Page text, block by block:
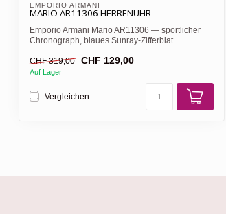
EMPORIO ARMANI
MARIO AR11306 HERRENUHR
Emporio Armani Mario AR11306 — sportlicher
Chronograph, blaues Sunray-Zifferblat...
CHF 319,00 CHF 129,00
Auf Lager
Vergleichen